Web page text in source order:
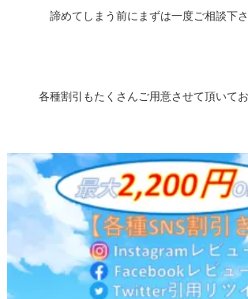
諦めてしまう前にまずは一度ご相談下
各種割引もたくさんご用意させて頂いて